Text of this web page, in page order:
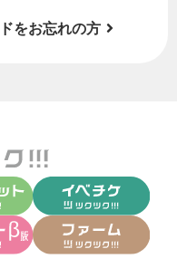
をお忘れの方